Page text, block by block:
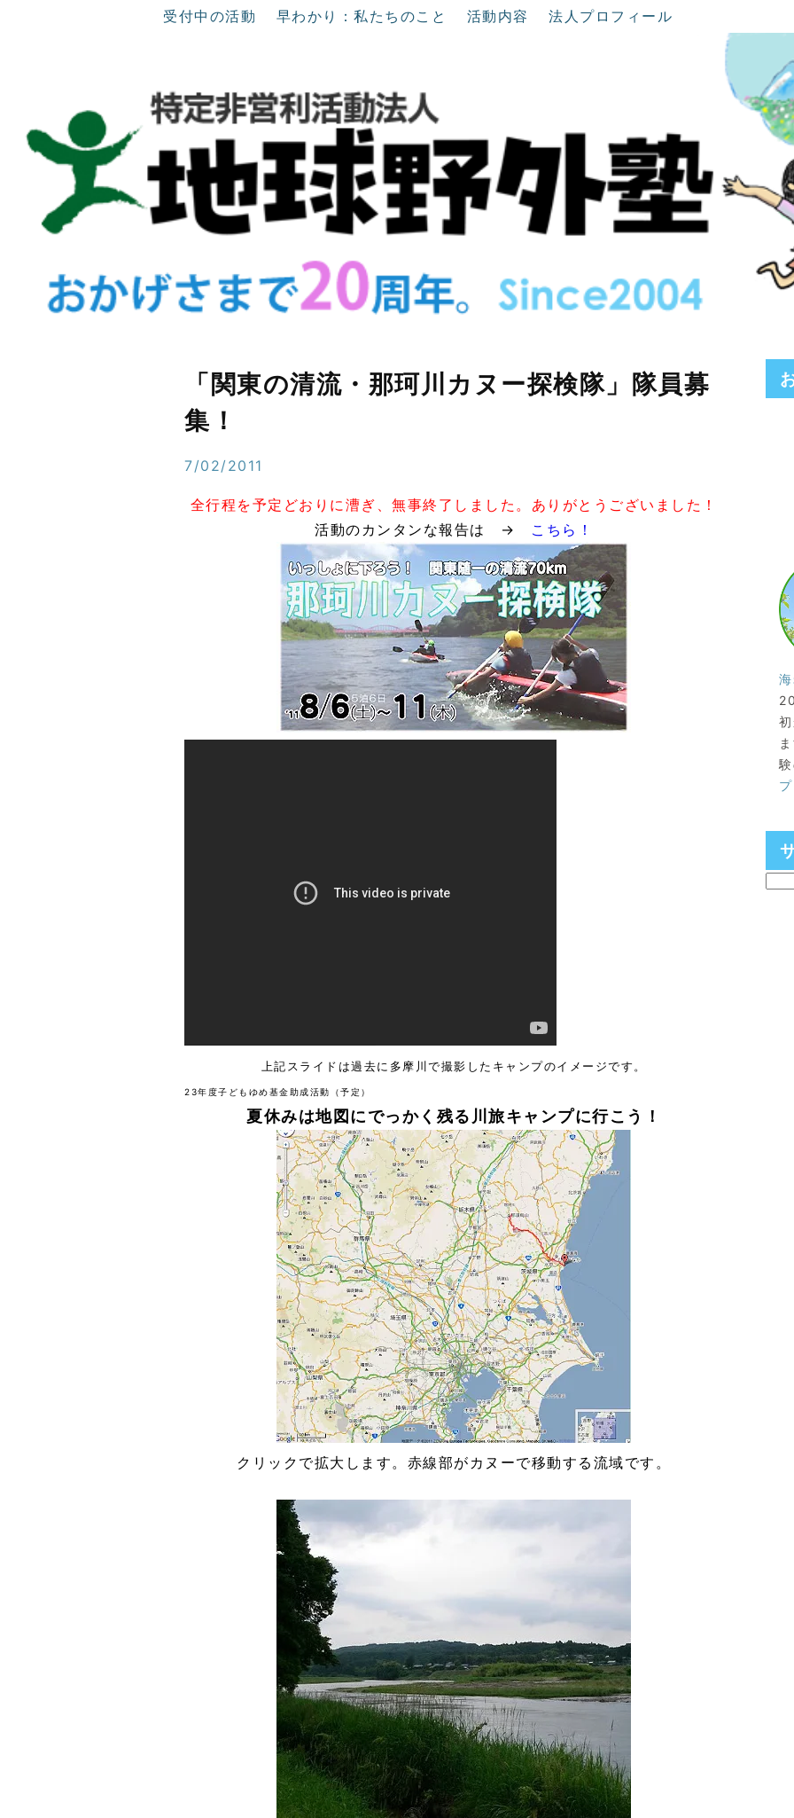
受付中の活動 早わかり：私たちのこと 活動内容 法人プロフィール
「関東の清流・那珂川カヌー探検隊」隊員募
集！
7/02/2011
全行程を予定どおりに漕ぎ、無事終了しました。ありがとうございました！
活動のカンタンな報告は → こちら！
上記スライドは過去に多摩川で撮影したキャンプのイメージです。
23年度子どもゆめ基金助成活動 （予定）
夏休みは地図にでっかく 残る川旅キャンプに行こう！
クリックで拡大します。赤線部がカヌーで移動する流域です。